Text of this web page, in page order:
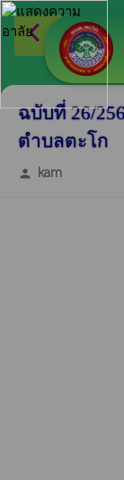
arrow_back_ios กลับเมนูหลัก
ฉบับที่ 26/
ตำบลตะโก
person kam